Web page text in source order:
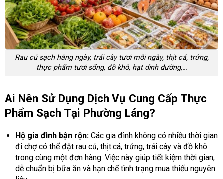
Rau củ sạch hằng ngày, trái cây tươi mỗi ngày, thịt cá, trứng,
thực phẩm tươi sống, đồ khô, hạt dinh dưỡng,…
Ai Nên Sử Dụng Dịch Vụ Cung Cấp Thực
Phẩm Sạch Tại Phường Láng?
Hộ gia đình bận rộn:Các gia đình không có nhiều thời gian
đi chợ có thể đặt rau củ, thịt cá, trứng, trái cây và đồ khô
trong cùng một đơn hàng. Việc này giúp tiết kiệm thời gian,
dễ chuẩn bị bữa ăn và hạn chế tình trạng mua thiếu nguyên